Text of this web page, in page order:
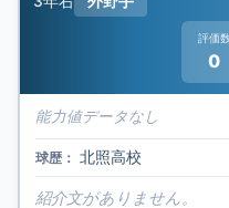
評価
0
能力値データなし
球歴： 北照高校
紹介文がありません。